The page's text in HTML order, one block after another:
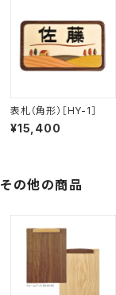
表札（角形）［HY-1］
¥15,400
その他の商品